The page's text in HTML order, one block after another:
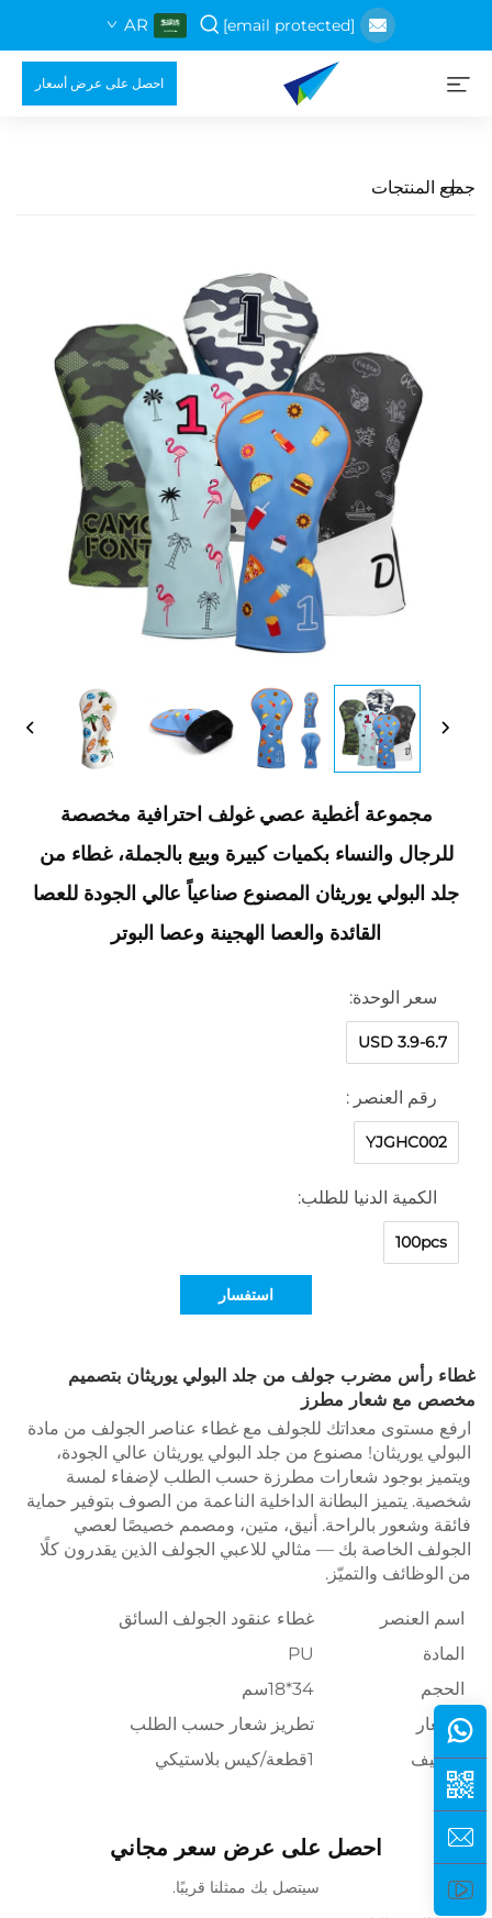
[email protected]
AR
احصل على عرض أسعار
جميع المنتجات
مجموعة أغطية عصي غولف احترافية مخصصة
للرجال والنساء بكميات كبيرة وبيع بالجملة، غطاء من
جلد البولي يوريثان المصنوع صناعياً عالي الجودة للعصا
القائدة والعصا الهجينة وعصا البوتر
سعر الوحدة:
USD 3.9-6.7
رقم العنصر :
YJGHC002
الكمية الدنيا للطلب:
100pcs
استفسار
مخصص مع شعار مطرز
من الوظائف والتميّز.
اسم العنصر
غطاء عنقود الجولف السائق
المادة
PU
الحجم
34*18سم
الشعار
تطريز شعار حسب الطلب
التغليف
1قطعة/كيس بلاستيكي
احصل على عرض سعر مجاني
سيتصل بك ممثلنا قريبًا.